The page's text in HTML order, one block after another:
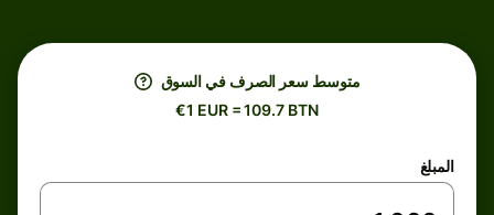
متوسط ​​سعر الصرف في السوق
€1 EUR = 109.7 BTN
المبلغ